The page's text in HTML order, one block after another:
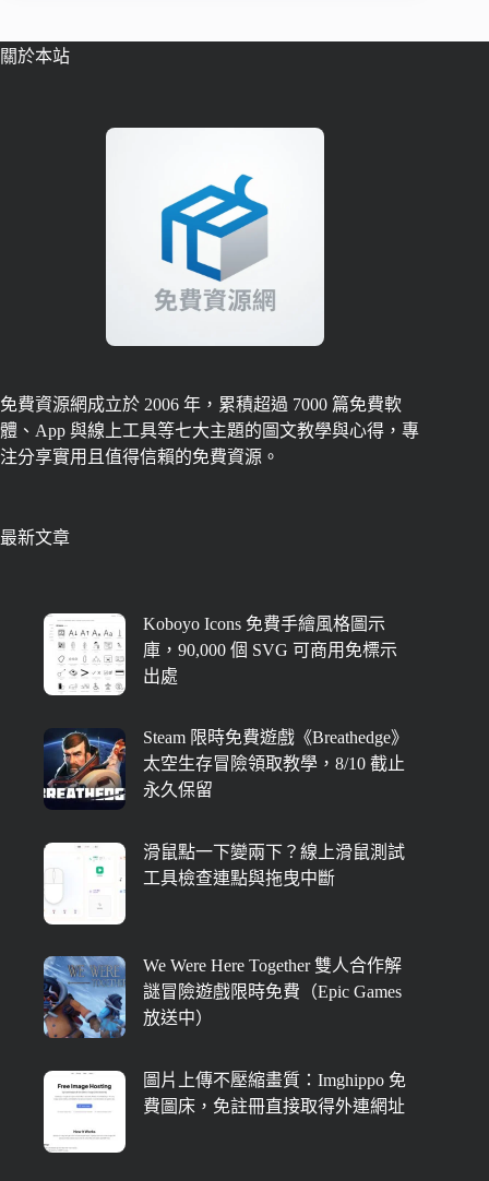
關於本站
免費資源網成立於 2006 年，累積超過 7000 篇免費軟
體、App 與線上工具等七大主題的圖文教學與心得，專
注分享實用且值得信賴的免費資源。
最新文章
Koboyo Icons 免費手繪風格圖示
庫，90,000 個 SVG 可商用免標示
出處
Steam 限時免費遊戲《Breathedge》
太空生存冒險領取教學，8/10 截止
永久保留
滑鼠點一下變兩下？線上滑鼠測試
工具檢查連點與拖曳中斷
We Were Here Together 雙人合作解
謎冒險遊戲限時免費（Epic Games
放送中）
圖片上傳不壓縮畫質：Imghippo 免
費圖床，免註冊直接取得外連網址